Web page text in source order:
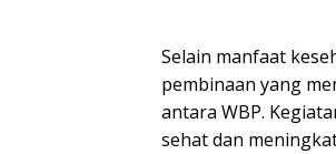
Selain manfaat
pembinaan yang
antara WBP.
sehat dan